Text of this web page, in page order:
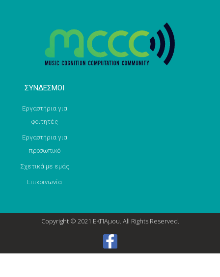
ΣΥΝΔΕΣΜΟΙ
Εργαστήρια για
φοιτητές
Εργαστήρια για
προσωπικό
Σχετικά με εμάς
Επικοινωνία
Copyright © 2021 ΕΚΠΑμου. All Rights Reserved.